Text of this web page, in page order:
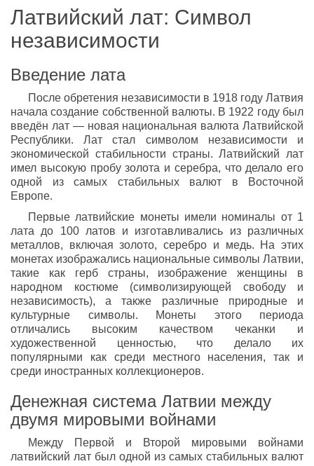
Латвийский лат: Символ
независимости
Введение лата
После обретения независимости в 1918 году Латвия
начала создание собственной валюты. В 1922 году был
введён лат — новая национальная валюта Латвийской
Республики. Лат стал символом независимости и
экономической стабильности страны. Латвийский лат
имел высокую пробу золота и серебра, что делало его
одной из самых стабильных валют в Восточной
Европе.
Первые латвийские монеты имели номиналы от 1
лата до 100 латов и изготавливались из различных
металлов, включая золото, серебро и медь. На этих
монетах изображались национальные символы Латвии,
такие как герб страны, изображение женщины в
народном костюме (символизирующей свободу и
независимость), а также различные природные и
культурные символы. Монеты этого периода
отличались высоким качеством чеканки и
художественной ценностью, что делало их
популярными как среди местного населения, так и
среди иностранных коллекционеров.
Денежная система Латвии между
двумя мировыми войнами
Между Первой и Второй мировыми войнами
латвийский лат был одной из самых стабильных валют